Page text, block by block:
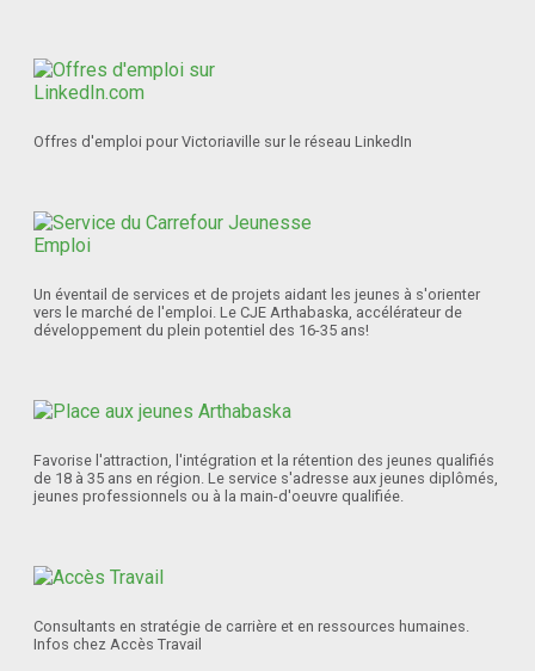
Offres d'emploi pour Victoriaville sur le réseau LinkedIn
Un éventail de services et de projets aidant les jeunes à s'orienter
vers le marché de l'emploi. Le CJE Arthabaska, accélérateur de
développement du plein potentiel des 16-35 ans!
Favorise l'attraction, l'intégration et la rétention des jeunes qualifiés
de 18 à 35 ans en région. Le service s'adresse aux jeunes diplômés,
jeunes professionnels ou à la main-d'oeuvre qualifiée.
Consultants en stratégie de carrière et en ressources humaines.
Infos chez Accès Travail